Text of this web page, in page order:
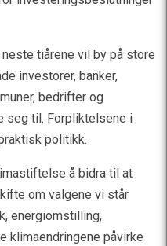
tiårene vil by på store
investorer, banker,
bedrifter og
seg til. Forpliktelsene i
politikk.
å bidra til at
om valgene vi står
energiomstilling,
klimaendringene påvirke